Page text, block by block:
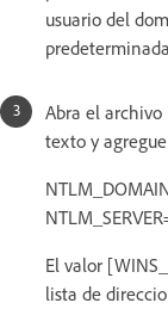
usuario del
Abra el
texto y
El valor
lista de